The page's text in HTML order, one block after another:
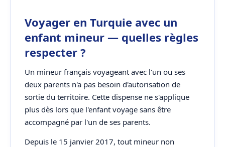
Voyager en Turquie avec un
enfant mineur — quelles règles
respecter ?
Un mineur français voyageant avec l'un ou ses
deux parents n'a pas besoin d'autorisation de
sortie du territoire. Cette dispense ne s'applique
plus dès lors que l'enfant voyage sans être
accompagné par l'un de ses parents.
Depuis le 15 janvier 2017, tout mineur non